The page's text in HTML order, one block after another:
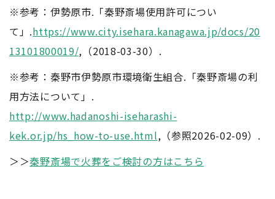
※参考：伊勢原市.「秦野斎場使用許可につい
て」.https://www.city.isehara.kanagawa.jp/docs/20
13101800019/,（2018-03-30）.
※参考：秦野市伊勢原市環境衛生組合.「秦野斎場の利
用方法について」.
http://www.hadanoshi-iseharashi-
kek.or.jp/hs_how-to-use.html,（参照2026-02-09）.
＞＞秦野斎場で火葬をご検討の方はこちら